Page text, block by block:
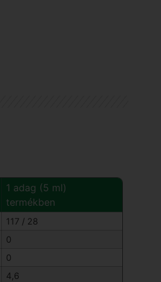
1 adag (5 ml)
termékben
117 / 28
0
0
4,6